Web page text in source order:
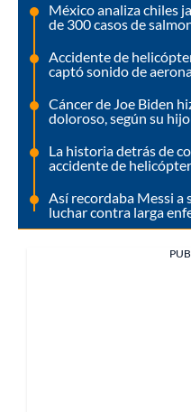
México analiza chiles
de 300 casos de
Accidente de
captó sonido de
Cáncer de Joe Biden
doloroso, según su
La historia detrás de
accidente de
Así recordaba Messi a
luchar contra larga